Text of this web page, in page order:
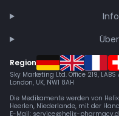
Region
Sky Marketing Ltd. Office 219,
London, UK, NW1 8AH
Die Medikamente werden von
Heerlen, Niederlande, mit der
E-Mail: service@helix-